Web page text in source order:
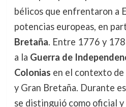
bélicos que enfrentaron a
potencias europeas, en
Bretaña. Entre 1776 y
a la Guerra de
Colonias en el contexto de
y Gran Bretaña. Durante
se distinguió como oficial